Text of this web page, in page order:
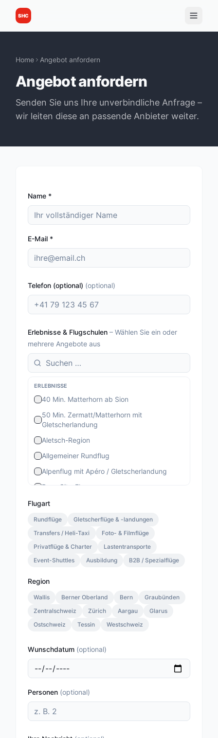
SHC
Home Angebot anfordern
Angebot anfordern
Senden Sie uns Ihre unverbindliche Anfrage –
wir leiten diese an passende Anbieter weiter.
Name *
E-Mail *
Telefon (optional) (optional)
Erlebnisse & Flugschulen – Wählen Sie ein oder
mehrere Angebote aus
ERLEBNISSE
40 Min. Matterhorn ab Sion
50 Min. Zermatt/Matterhorn mit
Gletscherlandung
Aletsch-Region
Allgemeiner Rundflug
Alpenflug mit Apéro / Gletscherlandung
Bern-City-Flug
Berner Stadtrundflug
Berner-Altstadt-Flug
Bernina-Gletscherflug
Bietschhorn-Region
Eiger-Mönch-Jungfrau
Gourmet Special
Gourmet Standard
Lauterbrunnen 13 Min.
Lauterbrunnen Gletscherlandung 30 Min.
Matterhorn Special
Matterhorn Special XL
Matterhorn Standard
Matterhornflug
Oberengadiner Gletscher-Rundflug
Pilatusflug zur Villa Honegg
Flugart
Rundflüge
Gletscherflüge & -landungen
Transfers / Heli-Taxi
Foto- & Filmflüge
Privatflüge & Charter
Lastentransporte
Event-Shuttles
Ausbildung B2B / Spezialflüge
Region
Wallis Berner Oberland Bern
Graubünden
Zentralschweiz
Zürich Aargau
Glarus
Ostschweiz
Tessin Westschweiz
Wunschdatum (optional)
Personen (optional)